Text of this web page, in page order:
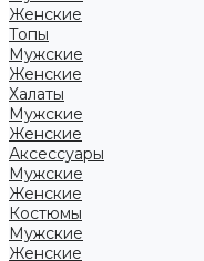
Женские
Топы
Мужские
Женские
Халаты
Мужские
Женские
Аксессуары
Мужские
Женские
Костюмы
Мужские
Женские